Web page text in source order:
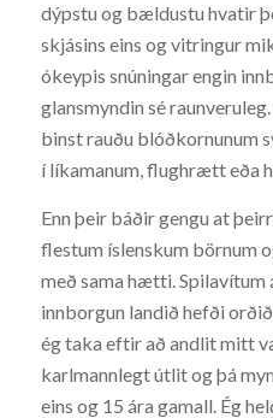
dýpstu og bældustu hvatir
skjásins eins og vitringur
ókeypis snúningar engin
glansmyndin sé
binst rauðu blóðkornunum
í líkamanum, flughrætt eða
Enn þeir báðir gengu at
flestum íslenskum börnum
með sama hætti. Spilavítum
innborgun landið hefði
ég taka eftir að andlit mitt
karlmannlegt útlit og þá
eins og 15 ára gamall. Ég